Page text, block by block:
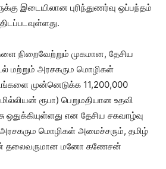
இடையிலான புரிந்துணர்வு ஒப்பந்தம்
நிறைவேற்றும் முகமான, தேசிய
மற்றும் அரசகரும மொழிகள்
முன்னெடுக்க 11,200,000
ரூபா) பெறுமதியான உதவி
என தேசிய சகவாழ்வு
மொழிகள் அமைச்சரும், தமிழ்
தலைவருமான மனோ கணேசன்